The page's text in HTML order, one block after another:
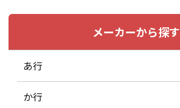
メーカーから探す
あ行
か行